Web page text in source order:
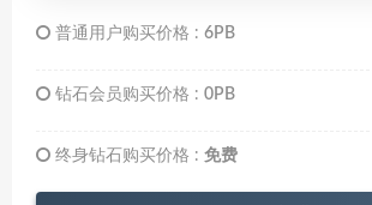
普通用户购买价格 : 6PB
钻石会员购买价格 : 0PB
终身钻石购买价格 : 免费